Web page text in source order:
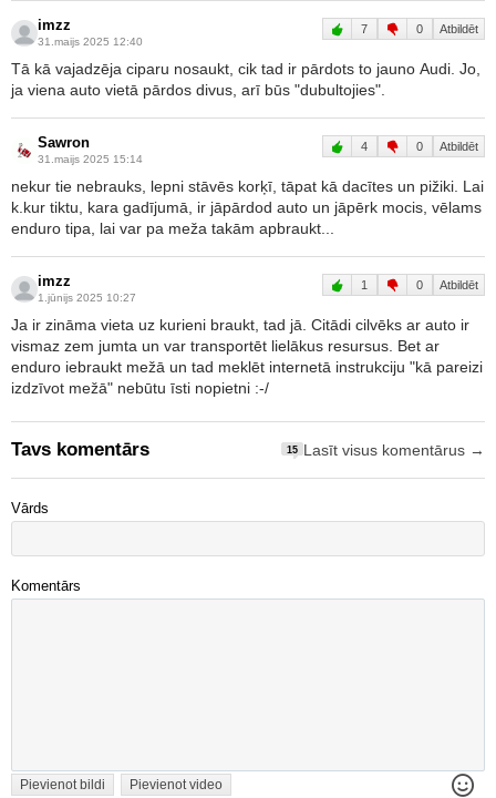
imzz
31.maijs 2025 12:40
7 0 Atbildēt
Tā kā vajadzēja ciparu nosaukt, cik tad ir pārdots to jauno Audi. Jo,
ja viena auto vietā pārdos divus, arī būs "dubultojies".
Sawron
31.maijs 2025 15:14
4 0 Atbildēt
nekur tie nebrauks, lepni stāvēs korķī, tāpat kā dacītes un pižiki. Lai
k.kur tiktu, kara gadījumā, ir jāpārdod auto un jāpērk mocis, vēlams
enduro tipa, lai var pa meža takām apbraukt...
imzz
1.jūnijs 2025 10:27
1 0 Atbildēt
Ja ir zināma vieta uz kurieni braukt, tad jā. Citādi cilvēks ar auto ir
vismaz zem jumta un var transportēt lielākus resursus. Bet ar
enduro iebraukt mežā un tad meklēt internetā instrukciju "kā pareizi
izdzīvot mežā" nebūtu īsti nopietni :-/
Tavs komentārs 15 Lasīt visus komentārus →
Vārds
Komentārs
Pievienot bildi Pievienot video